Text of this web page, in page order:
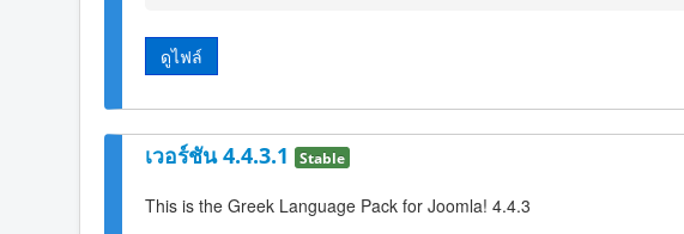
ดูไฟล์
เวอร์ชัน 4.4.3.1 Stable
This is the Greek Language Pack for Joomla! 4.4.3